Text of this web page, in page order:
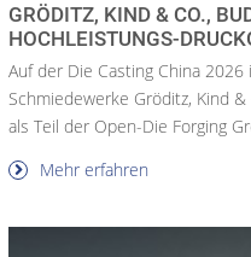
GRÖDITZ, KIND & CO.,
HOCHLEISTUNGS-
Auf der Die Casting China
Schmiedewerke Gröditz, Kind
als Teil der Open-Die Forging
Mehr erfahren